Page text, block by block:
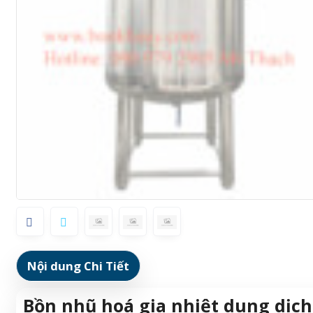
Nội dung Chi Tiết
Bồn nhũ hoá gia nhiệt dung